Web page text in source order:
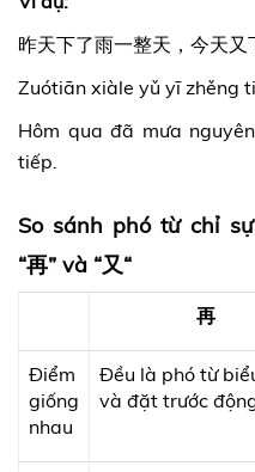
昨天下了雨一整天，今天又
Zuótiān xiàle yǔ yī zhěng
Hôm qua đã mưa
tiếp.
So sánh phó từ chỉ
“再” và “又“
再
Điểm
giống
nhau
Đều là phó từ
và đặt trước